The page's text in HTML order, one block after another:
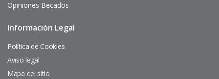
Opiniones Becados
Pie
página
Información Legal
Política de Cookies
Aviso legal
Mapa del sitio